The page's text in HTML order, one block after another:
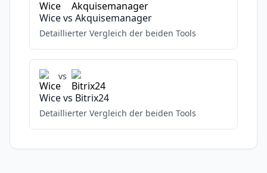
Wicevs Akquisemanager
Detaillierter Vergleich der beiden Tools
vs
Wicevs Bitrix24
Detaillierter Vergleich der beiden Tools